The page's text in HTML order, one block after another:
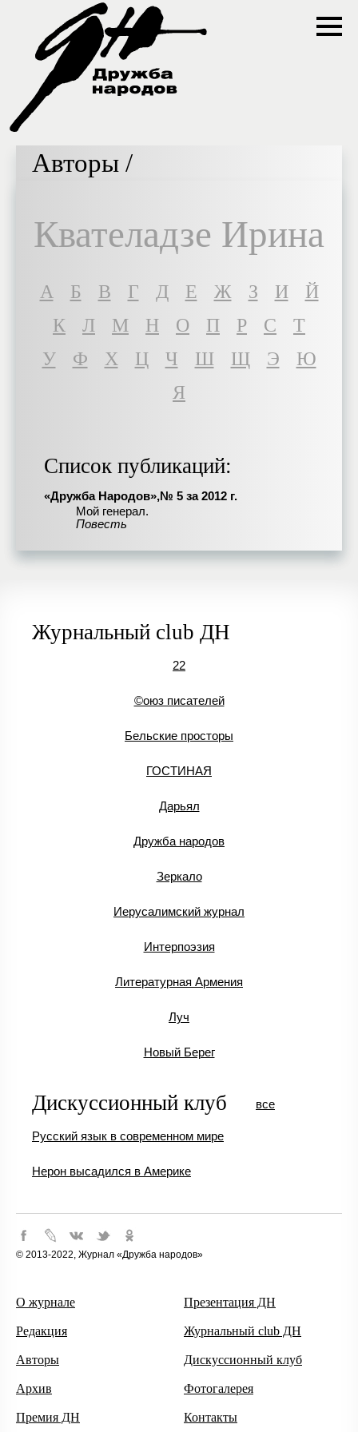
Авторы /
Квателадзе Ирина
A Б В Г Д Е Ж З И
Й
К
Л М Н О П Р С
Т
У
Ф Х Ц Ч Ш Щ Э
Ю
Я
Список публикаций:
«Дружба Народов»,№ 5 за 2012 г.
Мой генерал.
Повесть
Журнальный club ДН
22
©оюз писателей
Бельские просторы
ГОСТИНАЯ
Дарьял
Дружба народов
Зеркало
Иерусалимский журнал
Интерпоэзия
Литературная Армения
Луч
Новый Берег
Дискуссионный клуб
Русский язык в современном мире
Нерон высадился в Америке
все
© 2013-2022, Журнал «Дружба народов»
О журнале
Редакция
Авторы
Архив
Премия ДН
Презентация ДН
Журнальный club ДН
Дискуссионный клуб
Фотогалерея
Контакты